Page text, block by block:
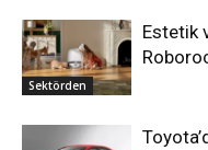
Sektörden
Estetik